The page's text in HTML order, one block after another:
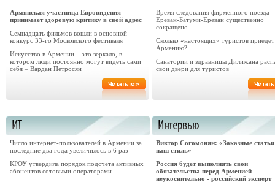
Армянская участница Евровидения
принимает здоровую критику в свой адрес
Семнадцать фильмов вошли в основной
конкурс 33-го Московского фестиваля
Искусство в Армении – это зеркало, в
котором люди постоянно могут видеть сами
себя – Вардан Петросян
Время следования фирменного поезда
Ереван-Батуми-Ереван существенно
сокращено
Сколько «настоящих» туристов
Армению?
Санатории и здравницы Дилижана
свои двери для туристов
Число интернет-пользователей в Армении за
последние два года увеличилось в 6 раз
КРОУ утвердила порядок подсчета активных
абонентов сотовыми операторами
Виктор Согомонян: «Заказные
наш стиль»
Россия будет выполнять свои
обязательства перед Арменией
неукоснительно - российский эксперт